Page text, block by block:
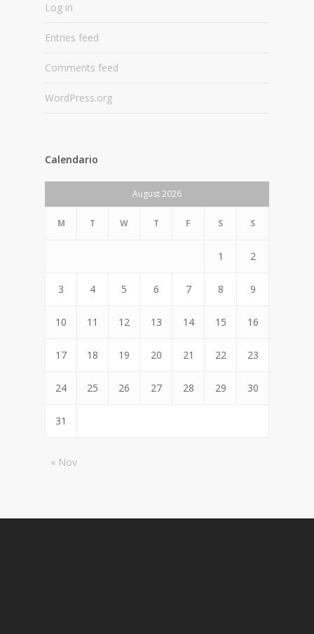
Log in
Entries feed
Comments feed
WordPress.org
Calendario
August 2026
M T W T F S S
1 2
3 4 5 6 7 8 9
10 11 12 13 14 15 16
17 18 19 20 21 22 23
24 25 26 27 28 29 30
31
« Nov